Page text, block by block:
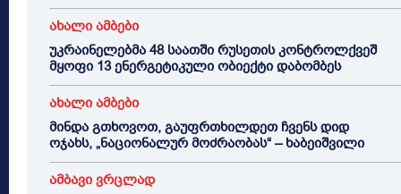
ახალი ამბები
უკრაინელებმა 48 საათში რუსეთის კონტროლქვეშ
მყოფი 13 ენერგეტიკული ობიექტი დაბომბეს
ახალი ამბები
მინდა გთხოვოთ, გაუფრთხილდეთ ჩვენს დიდ
ოჯახს, „ნაციონალურ მოძრაობას“ – ხაბეიშვილი
ამბავი ვრცლად